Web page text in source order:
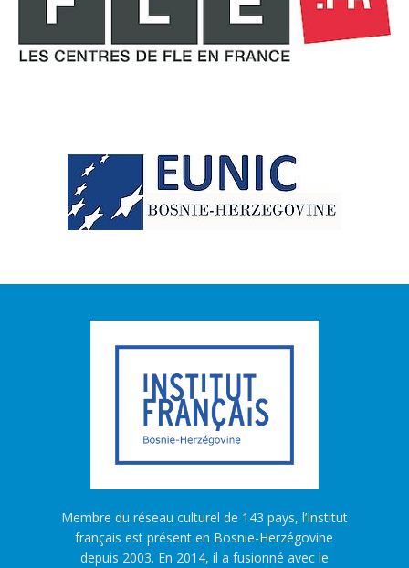
Membre du réseau culturel de 143 pays, l’Institut
français est présent en Bosnie-Herzégovine
depuis 2003. En 2014, il a fusionné avec le